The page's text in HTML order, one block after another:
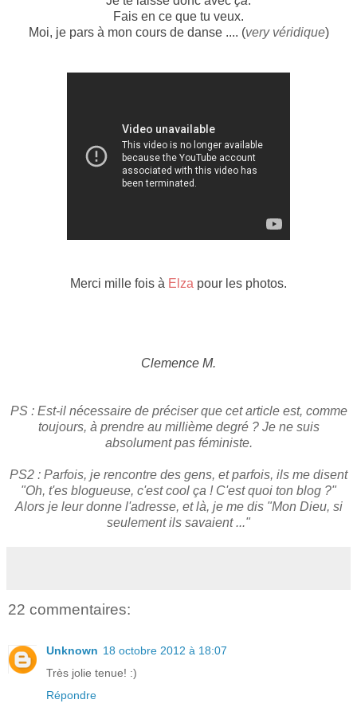
Fais en ce que tu veux.
Moi, je pars à mon cours de danse .... (very véridique)
Merci mille fois à Elza pour les photos.
Clemence M.
PS : Est-il nécessaire de préciser que cet article est, comme
toujours, à prendre au millième degré ? Je ne suis
absolument pas féministe.
PS2 : Parfois, je rencontre des gens, et parfois, ils me disent
"Oh, t'es blogueuse, c'est cool ça ! C'est quoi ton blog ?"
Alors je leur donne l'adresse, et là, je me dis "Mon Dieu, si
seulement ils savaient ..."
22 commentaires:
Unknown 18 octobre 2012 à 18:07
Très jolie tenue! :)
Répondre